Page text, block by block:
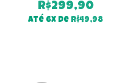
R$299,90
Até 6x de R$49,98